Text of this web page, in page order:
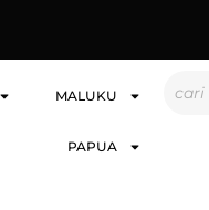
MALUKU
PAPUA